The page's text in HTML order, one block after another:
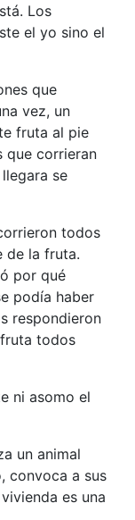
Los
el yo sino el
que
vez, un
fruta al pie
que corrieran
se
todos
de la fruta.
por qué
podía haber
respondieron
todos
ni asomo el
un animal
convoca a sus
es una